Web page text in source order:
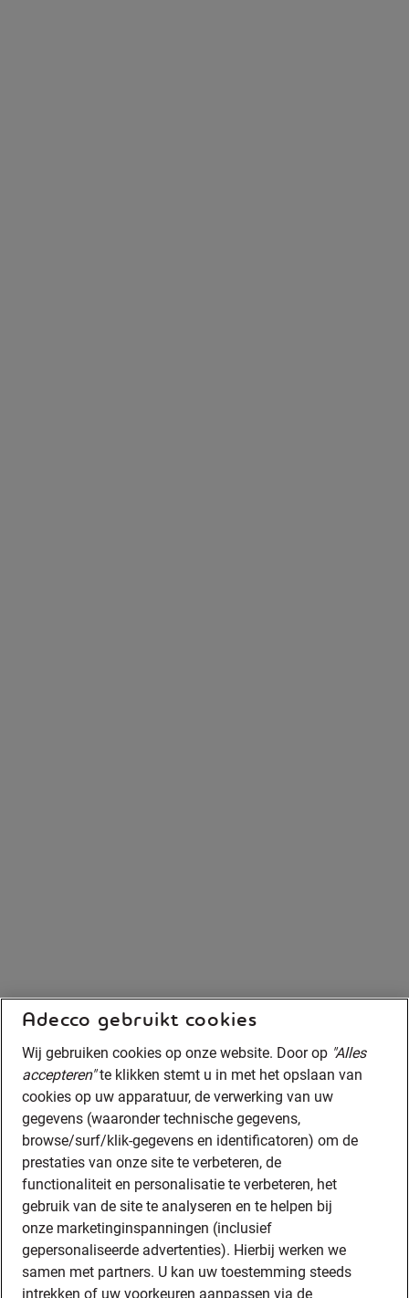
Adecco gebruikt cookies
Wij gebruiken cookies op onze website. Door op "Alles
accepteren"te klikken stemt u in met het opslaan van
cookies op uw apparatuur, de verwerking van uw
gegevens (waaronder technische gegevens,
browse/surf/klik-gegevens en identificatoren) om de
prestaties van onze site te verbeteren, de
functionaliteit en personalisatie te verbeteren, het
gebruik van de site te analyseren en te helpen bij
onze marketinginspanningen (inclusief
gepersonaliseerde advertenties). Hierbij werken we
samen met partners. U kan uw toestemming steeds
intrekken of uw voorkeuren aanpassen via de